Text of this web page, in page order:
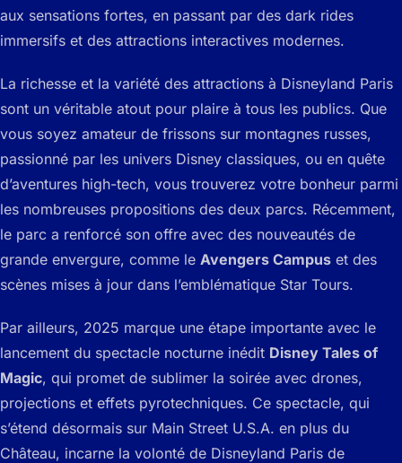
aux sensations fortes, en passant par des dark rides
immersifs et des attractions interactives modernes.
La richesse et la variété des attractions à Disneyland Paris
sont un véritable atout pour plaire à tous les publics. Que
vous soyez amateur de frissons sur montagnes russes,
passionné par les univers Disney classiques, ou en quête
d’aventures high-tech, vous trouverez votre bonheur parmi
les nombreuses propositions des deux parcs. Récemment,
le parc a renforcé son offre avec des nouveautés de
grande envergure, comme le Avengers Campus et des
scènes mises à jour dans l’emblématique Star Tours.
Par ailleurs, 2025 marque une étape importante avec le
lancement du spectacle nocturne inédit Disney Tales of
Magic, qui promet de sublimer la soirée avec drones,
projections et effets pyrotechniques. Ce spectacle, qui
s’étend désormais sur Main Street U.S.A. en plus du
Château, incarne la volonté de Disneyland Paris de